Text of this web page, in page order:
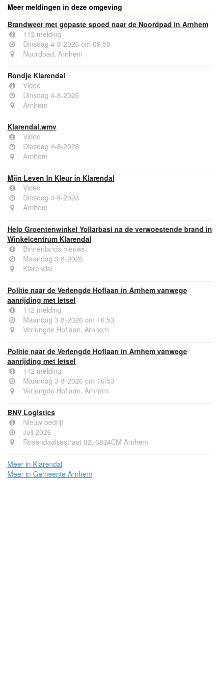
Meer meldingen in deze omgeving
Brandweer met gepaste spoed naar de Noordpad in Arnhem
112 melding
Dinsdag 4-8-2026 om 09:50
Noordpad, Arnhem
Rondje Klarendal
Video
Dinsdag 4-8-2026
Arnhem
Klarendal.wmv
Video
Dinsdag 4-8-2026
Arnhem
Mijn Leven In Kleur in Klarendal
Video
Dinsdag 4-8-2026
Arnhem
Help Groentenwinkel Yollarbasi na de verwoestende brand in
Winkelcentrum Klarendal
Binnenlands nieuws
Maandag 3-8-2026
Klarendal
Politie naar de Verlengde Hoflaan in Arnhem vanwege
aanrijding met letsel
112 melding
Maandag 3-8-2026 om 16:53
Verlengde Hoflaan, Arnhem
Politie naar de Verlengde Hoflaan in Arnhem vanwege
aanrijding met letsel
112 melding
Maandag 3-8-2026 om 16:53
Verlengde Hoflaan, Arnhem
BNV Logistics
Nieuw bedrijf
Juli 2026
Rosendaalsestraat 82, 6824CM Arnhem
Meer in Klarendal
Meer in Gemeente Arnhem